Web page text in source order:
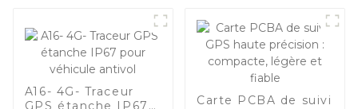
A16- 4G- Traceur
GPS étanche IP67
Carte PCBA de suivi